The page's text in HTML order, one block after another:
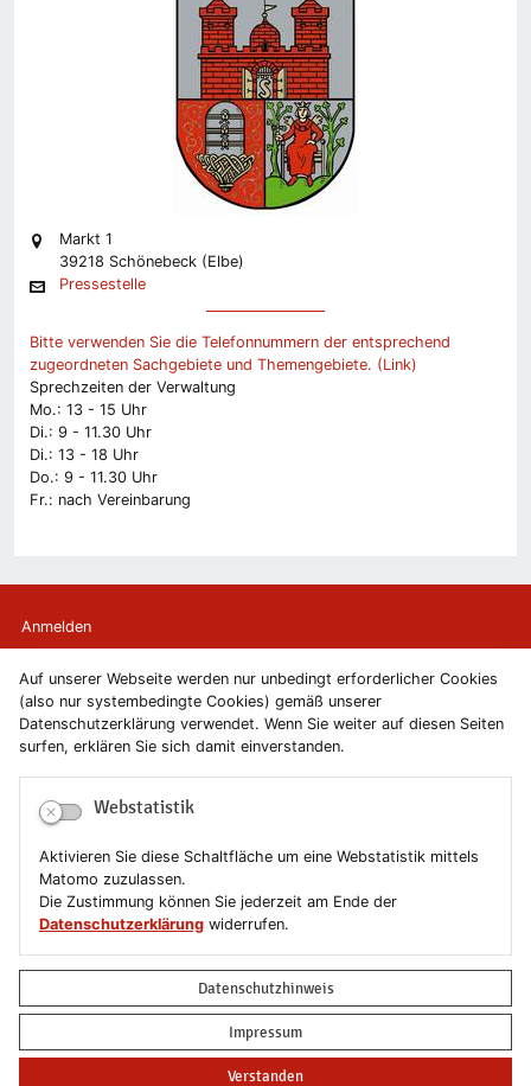
Auf unserer Webseite werden nur unbedingt erforderlicher Cookies
(also nur systembedingte Cookies) gemäß unserer
Datenschutzerklärung verwendet. Wenn Sie weiter auf diesen Seiten
surfen, erklären Sie sich damit einverstanden.
Webstatistik
Aktivieren Sie diese Schaltfläche um eine Webstatistik mittels
Matomo zuzulassen.
Die Zustimmung können Sie jederzeit am Ende der
Datenschutzerklärung widerrufen.
Datenschutzhinweis
Impressum
Verstanden
Markt 1
39218 Schönebeck (Elbe)
Pressestelle
Bitte verwenden Sie die Telefonnummern der entsprechend
zugeordneten Sachgebiete und Themengebiete. (Link)
Sprechzeiten der Verwaltung
Mo.: 13 - 15 Uhr
Di.: 9 - 11.30 Uhr
Di.: 13 - 18 Uhr
Do.: 9 - 11.30 Uhr
Fr.: nach Vereinbarung
Anmelden
Kontakt
Newsletter
Datenschutzerklärung
Sitemap